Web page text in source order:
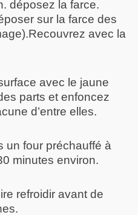
déposez la farce.
sur la farce des
avec la
avec le jaune
parts et enfoncez
d’entre elles.
un four préchauffé à
minutes environ.
refroidir avant de